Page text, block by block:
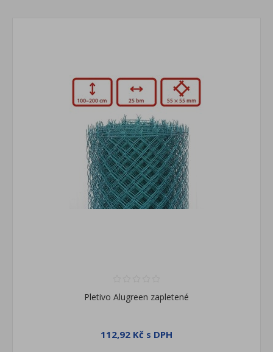
Pletivo Alugreen zapletené
112,92 Kč s DPH